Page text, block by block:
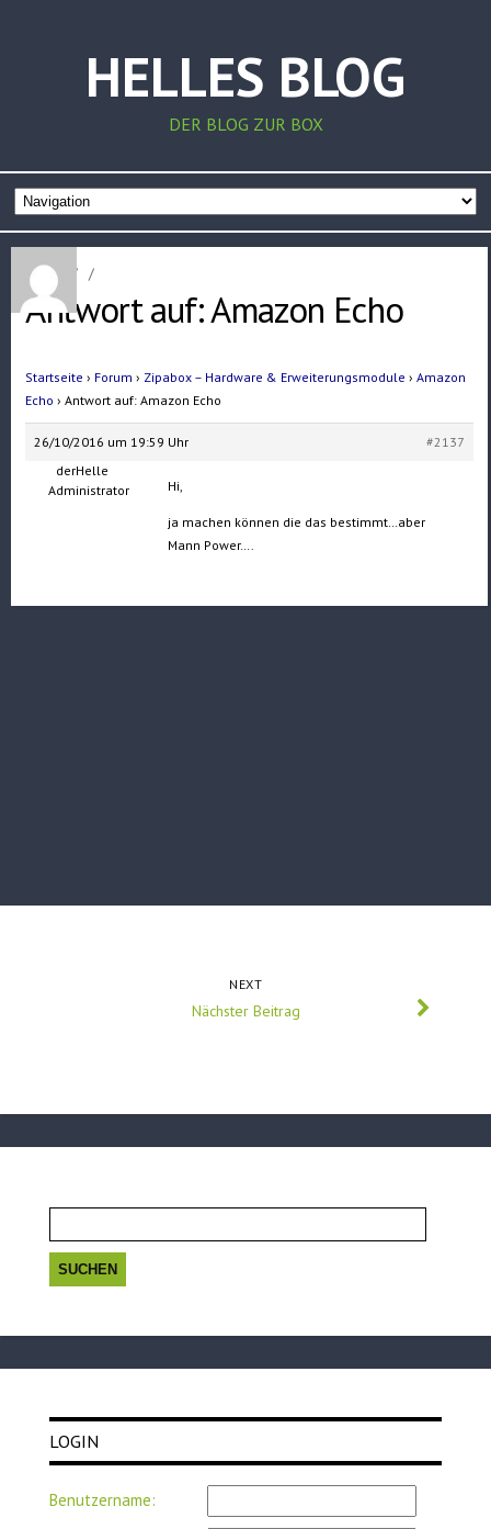
HELLES BLOG
DER BLOG ZUR BOX
Home / /
Antwort auf: Amazon Echo
Startseite › Forum › Zipabox – Hardware & Erweiterungsmodule › Amazon
Echo › Antwort auf: Amazon Echo
26/10/2016 um 19:59 Uhr
#2137
derHelle
Administrator
Hi,
ja machen können die das bestimmt…aber
Mann Power….
NEXT
Nächster Beitrag
nach:
LOGIN
Benutzername: